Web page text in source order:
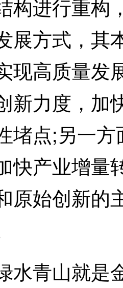
构进行重构
展方式，其
现高质量发
新力度，加
堵点;另一
快产业增量
原始创新的
青山就是